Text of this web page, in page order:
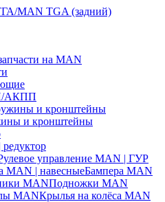
MAN TGA (задний)
на MAN
АКПП
и кронштейны
и кронштейны
управление MAN | ГУР
MAN | навесныеБампера MAN
MANПодножки MAN
MANКрылья на колёса MAN